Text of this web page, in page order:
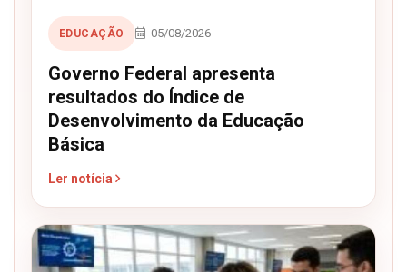
EDUCAÇÃO 05/08/2026
Governo Federal apresenta
resultados do Índice de
Desenvolvimento da Educação
Básica
Ler notícia